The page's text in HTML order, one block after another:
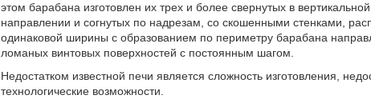
этом барабана изготовлен их трех и более свернутых в
направлении и согнутых по надрезам, со скошенными стенками,
одинаковой ширины с образованием по периметру барабана
ломаных винтовых поверхностей с постоянным шагом.
Недостатком известной печи является сложность изготовления,
технологические возможности.